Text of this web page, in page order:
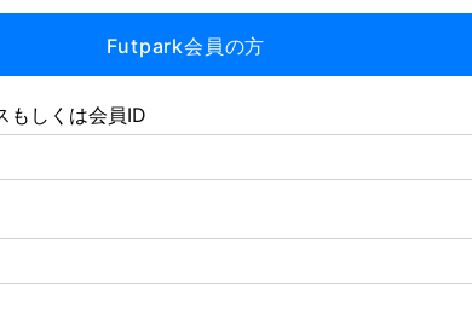
Futpark会員の方
もしくは会員ID